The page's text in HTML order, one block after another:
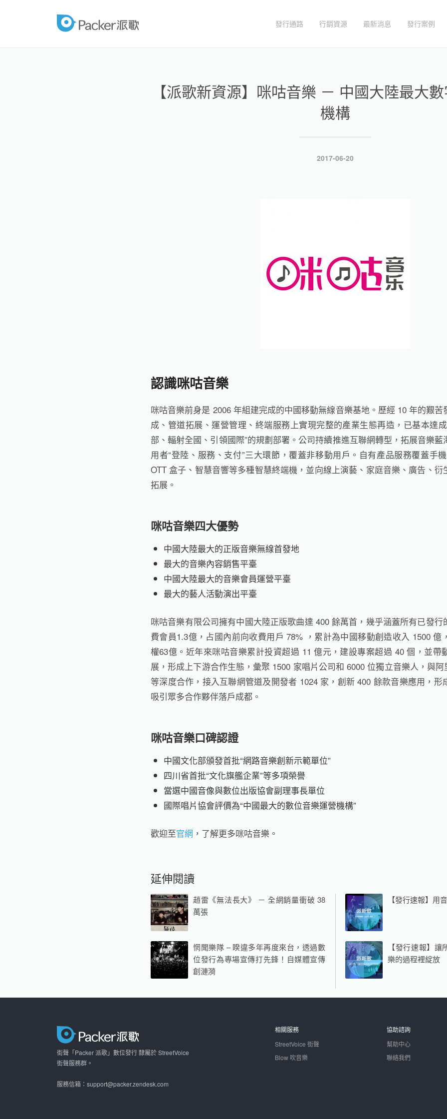
packer 發行通路 行銷資源 最新消息 發行案例
【派歌新資源】咪咕音樂 － 中國大陸最大
機構
發
2017-06-20
認識咪咕音樂
咪咕音樂前身是 2006 年組建完成的中國移動無線音樂基地。歷經 10 年的艱苦
成、管道拓展、運營管理、終端服務上實現完整的產業生態再造，已基本達
部、輻射全國、引領國際”的規劃部署。公司持續推進互聯網轉型，拓展音樂
用者“登陸、服務、支付”三大環節，覆蓋非移動用戶。自有產品服務覆蓋手
OTT 盒子、智慧音響等多種智慧終端機，並向線上演藝、家庭音樂、廣告、衍
拓展。
咪咕音樂四大優勢
中國大陸最大的正版音樂無線首發地
最大的音樂內容銷售平臺
中國大陸最大的音樂會員運營平臺
最大的藝人活動演出平臺
咪咕音樂有限公司擁有中國大陸正版歌曲達 400 餘萬首，幾乎涵蓋所有已發行
費會員1.3億，占國內前向收費用戶 78% ，累計為中國移動創造收入 1500 億
權63億。近年來咪咕音樂累計投資超過 11 億元，建設專案超過 40 個，並帶
展，形成上下游合作生態，彙聚 1500 家唱片公司和 6000 位獨立音樂人，與
等深度合作，接入互聯網管道及開發者 1024 家，創新 400 餘款音樂應用，形
吸引眾多合作夥伴落戶成都。
咪咕音樂口碑認證
中國文化部頒發首批“網路音樂創新示範單位”
四川省首批“文化旗艦企業”等多項榮譽
當選中國音像與數位出版協會副理事長單位
國際唱片協會評價為“中國最大的數位音樂運營機構”
歡迎至官網 ，了解更多咪咕音樂。
延伸閱讀
趙雷《無法長大》 － 全網銷量衝破 38
萬張
惘聞樂隊 – 睽違多年再度來台，透過數
位發行為專場宣傳打先鋒！自媒體宣傳
創漣漪
【發行速報】用
【發行速報】
樂的過程裡綻放
街聲「Packer 派歌」數位發行 隸屬於 StreetVoice
街聲服務群。
服務信箱：support@packer.zendesk.com
相關服務
StreetVoice 街聲
Blow 吹音樂
協助諮詢
幫助中心
聯絡我們